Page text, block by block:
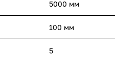
5000 мм
100 мм
5